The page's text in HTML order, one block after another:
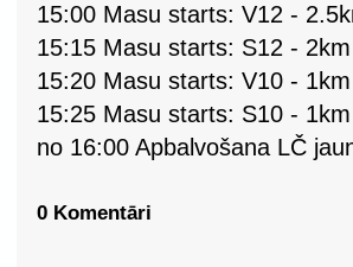
15:00 Masu starts: V12 -
15:15 Masu starts: S12 - 2km
15:20 Masu starts: V10 - 1km
15:25 Masu starts: S10 - 1km
no 16:00 Apbalvošana LČ
0 Komentāri